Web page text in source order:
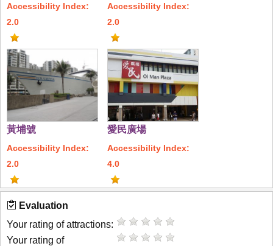
Accessibility Index:
2.0
Accessibility Index:
2.0
黃埔號
Accessibility Index:
2.0
愛民廣場
Accessibility Index:
4.0
Evaluation
Your rating of attractions:
Your rating of